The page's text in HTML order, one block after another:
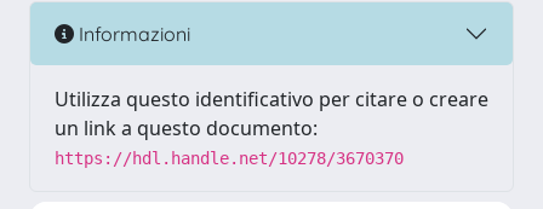
Informazioni
Utilizza questo identificativo per citare o creare
un link a questo documento:
https://hdl.handle.net/10278/3670370